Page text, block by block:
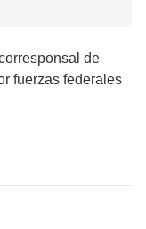
de
fuerzas federales